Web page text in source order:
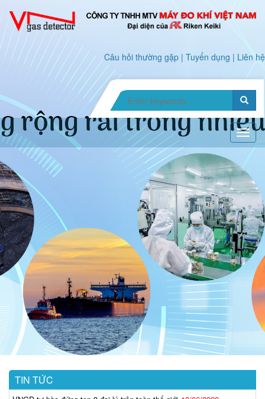
Câu hỏi thường gặp | Tuyển dụng | Liên hệ
TIN TỨC